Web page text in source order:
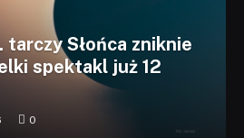
tarczy Słońca zniknie
spektakl już 12
0